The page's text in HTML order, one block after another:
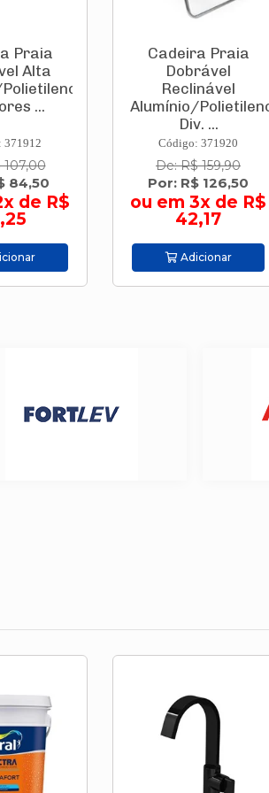
Praia
Alta
...
371912
107,00
84,50
de R$
Cadeira Praia
Dobrável
Reclinável
Alumínio/Polietileno
Div. ...
Código: 371920
De: R$ 159,90
Por: R$ 126,50
ou em 3x de R$
42,17
Adicionar